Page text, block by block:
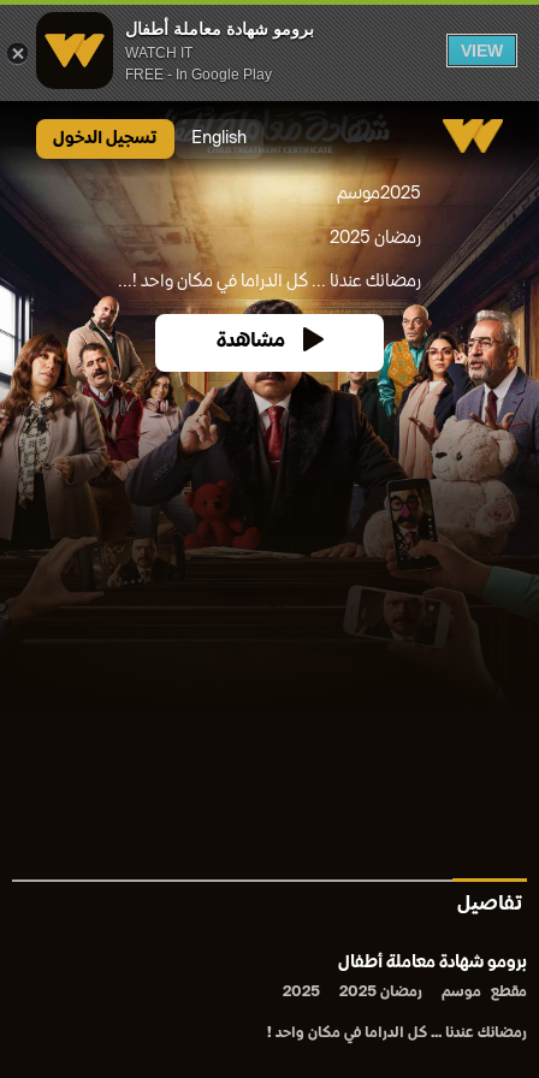
برومو شهادة معاملة أطفال
WATCH IT
FREE - In Google Play
VIEW
English تسجيل الدخول
2025موسم
رمضان 2025
رمضانك عندنا ... كل الدراما في مكان واحد !...
مشاهدة
تفاصيل
برومو شهادة معاملة أطفال
مقطع موسم رمضان 2025 2025
رمضانك عندنا ... كل الدراما في مكان واحد !